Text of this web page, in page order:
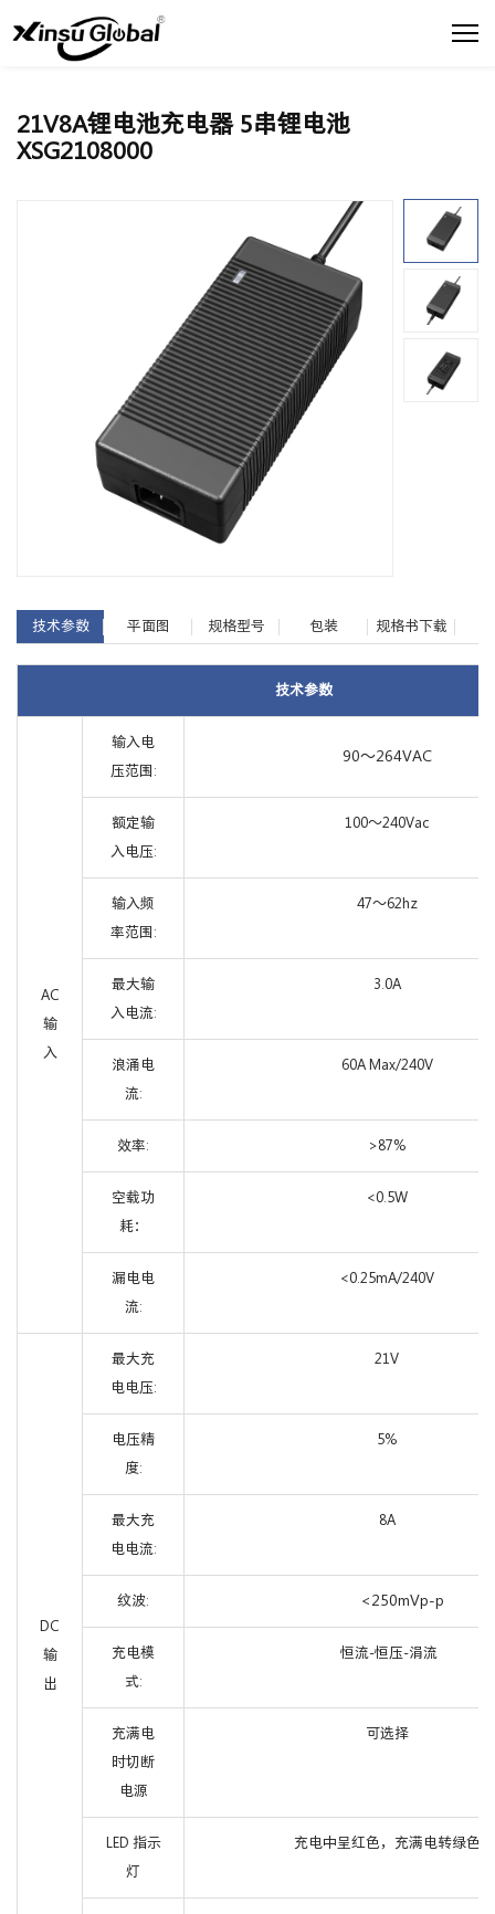
21V8A锂电池充电器 5串锂电池
XSG2108000
技术参数 平面图 规格型号 包装 规格书下载
技术参数
AC
输
入
输入电
压范围:
90～264VAC
额定输
入电压:
100～240Vac
输入频
率范围:
47～62hz
最大输
入电流:
3.0A
浪涌电
流:
60A Max/240V
效率: >87%
空载功
耗：
<0.5W
漏电电
流:
<0.25mA/240V
DC
输
出
最大充
电电压:
21V
电压精
度:
5%
最大充
电电流:
8A
纹波: <250mVp-p
充电模
式:
恒流-恒压-涓流
充满电
时切断
电源
可选择
LED 指示
灯
充电中呈红色，充满电转绿色